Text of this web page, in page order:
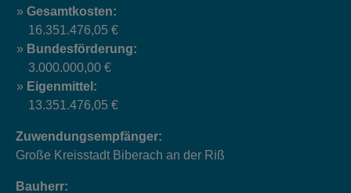
Gesamtkosten:
16.351.476,05 €
Bundesförderung:
3.000.000,00 €
Eigenmittel:
13.351.476,05 €
Zuwendungsempfänger:
Große Kreisstadt Biberach an der Riß
Bauherr: